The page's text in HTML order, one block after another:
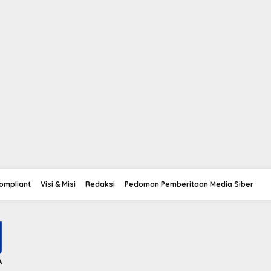
Visi & Misi Redaksi Pedoman Pemberitaan Media Siber